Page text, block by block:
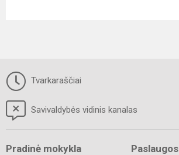
Tvarkaraščiai
Savivaldybės vidinis kanalas
Pradinė mokykla Paslaugos